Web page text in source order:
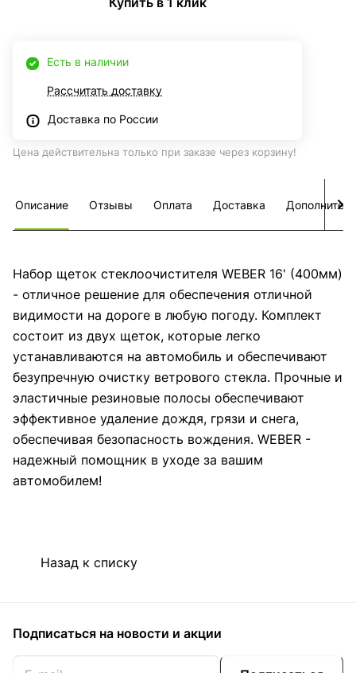
Есть в наличии
Рассчитать доставку
Доставка по России
Цена действительна только при заказе через корзину!
Описание Отзывы Оплата Доставка
Набор щеток стеклоочистителя WEBER 16' (400мм)
- отличное решение для обеспечения отличной
видимости на дороге в любую погоду. Комплект
состоит из двух щеток, которые легко
устанавливаются на автомобиль и обеспечивают
безупречную очистку ветрового стекла. Прочные и
эластичные резиновые полосы обеспечивают
эффективное удаление дождя, грязи и снега,
обеспечивая безопасность вождения. WEBER -
надежный помощник в уходе за вашим
автомобилем!
Назад к списку
Подписаться на новости и акции